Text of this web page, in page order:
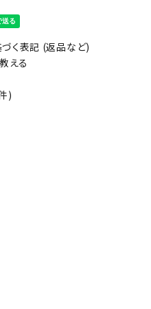
く表記 (返品など)
える
)